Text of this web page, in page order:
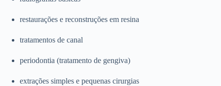
restaurações e reconstruções em resina
tratamentos de canal
periodontia (tratamento de gengiva)
extrações simples e pequenas cirurgias